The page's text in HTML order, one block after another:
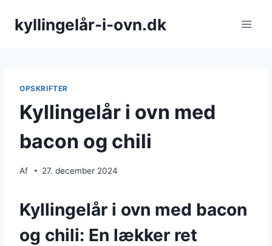
kyllingelår-i-ovn.dk
OPSKRIFTER
Kyllingelår i ovn med
bacon og chili
Af 27. december 2024
Kyllingelår i ovn med bacon
og chili: En lækker ret